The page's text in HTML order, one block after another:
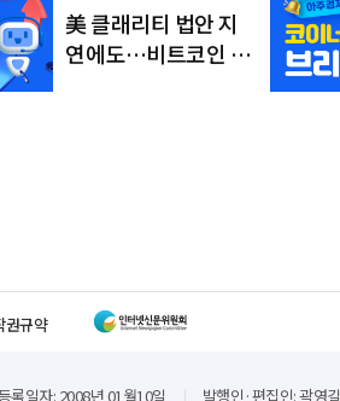
美 클래리티 법안 지
연에도…비트코인 6
권규약
록일자: 2008년 01월10일 발행인·편집인: 곽영길